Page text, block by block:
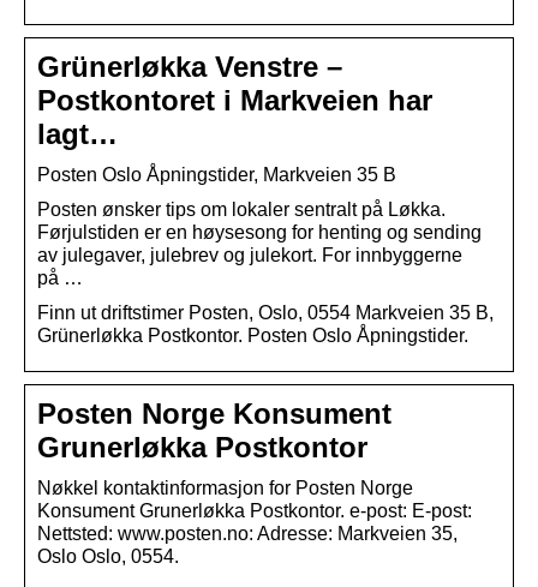
Grünerløkka Venstre –
Postkontoret i Markveien har
lagt…
Posten Oslo Åpningstider, Markveien 35 B
Posten ønsker tips om lokaler sentralt på Løkka.
Førjulstiden er en høysesong for henting og sending
av julegaver, julebrev og julekort. For innbyggerne
på …
Finn ut driftstimer Posten, Oslo, 0554 Markveien 35 B,
Grünerløkka Postkontor. Posten Oslo Åpningstider.
Posten Norge Konsument
Grunerløkka Postkontor
Nøkkel kontaktinformasjon for Posten Norge
Konsument Grunerløkka Postkontor. e-post: E-post:
Nettsted: www.posten.no: Adresse: Markveien 35,
Oslo Oslo, 0554.